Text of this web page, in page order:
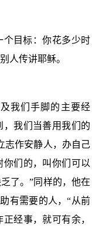
个目标：你花多少时
人传讲耶稣。
我们手脚的主要经
，我们当善用我们的
志作安静人，办自己
你们的，叫你们可以
了。”同样的，他在
有需要的人，“从前
经事，就可有余，